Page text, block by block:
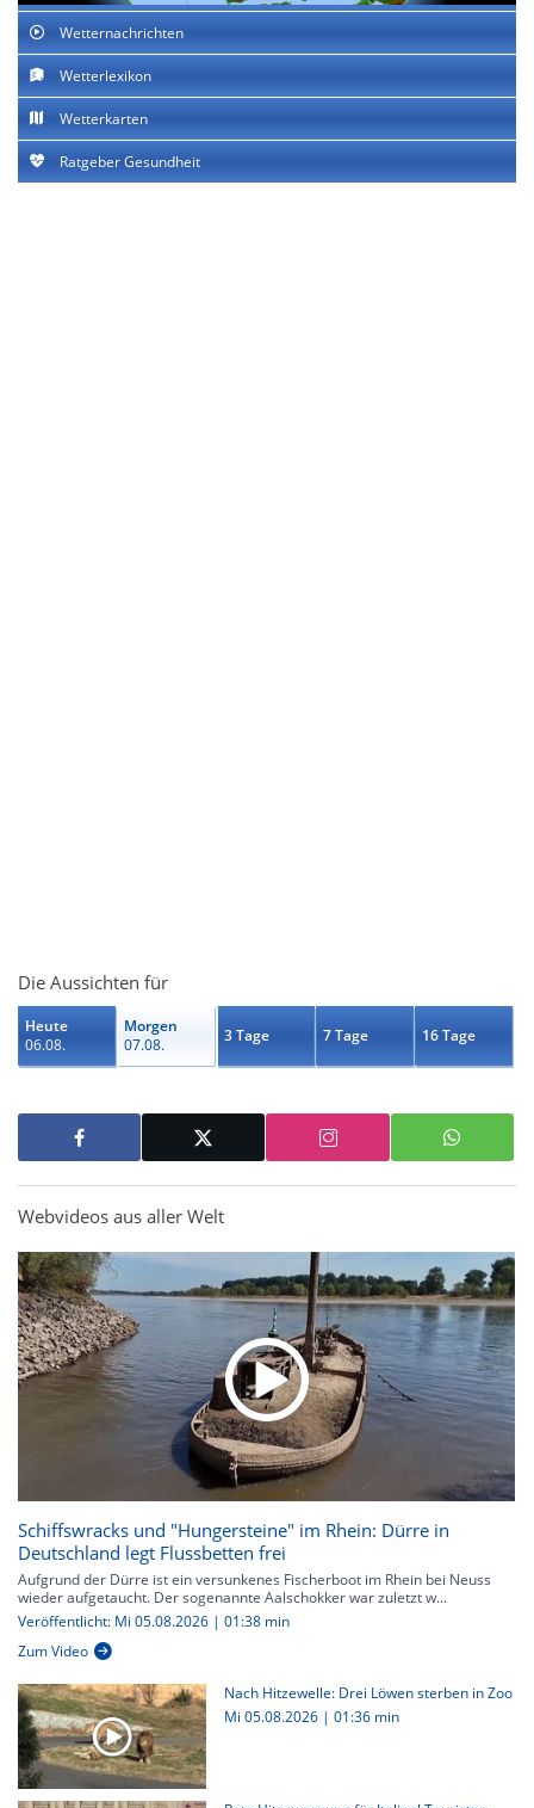
Wetternachrichten
Wetterlexikon
Wetterkarten
Ratgeber Gesundheit
Die Aussichten für
Heute
06.08.
Morgen
07.08.
3 Tage 7 Tage 16 Tage
Webvideos aus aller Welt
Schiffswracks und "Hungersteine" im Rhein: Dürre in
Deutschland legt Flussbetten frei
Aufgrund der Dürre ist ein versunkenes Fischerboot im Rhein bei Neuss
wieder aufgetaucht. Der sogenannte Aalschokker war zuletzt w...
Veröffentlicht: Mi 05.08.2026 | 01:38 min
Zum Video
Nach Hitzewelle: Drei Löwen sterben in Zoo
Mi 05.08.2026 | 01:36 min